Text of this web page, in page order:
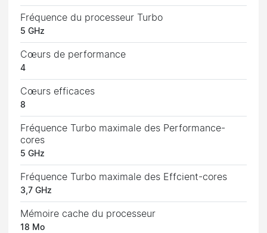
Fréquence du processeur Turbo
5 GHz
Cœurs de performance
4
Cœurs efficaces
8
Fréquence Turbo maximale des Performance-
cores
5 GHz
Fréquence Turbo maximale des Effcient-cores
3,7 GHz
Mémoire cache du processeur
18 Mo